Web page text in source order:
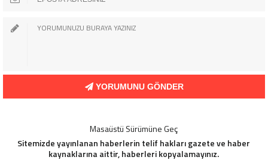
YORUMUNU GÖNDER
Masaüstü Sürümüne Geç
Sitemizde yayınlanan haberlerin telif hakları gazete ve haber
kaynaklarına aittir, haberleri kopyalamayınız.